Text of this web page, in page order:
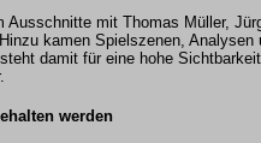
Ausschnitte mit Thomas Müller,
kamen Spielszenen, Analysen
damit für eine hohe
werden